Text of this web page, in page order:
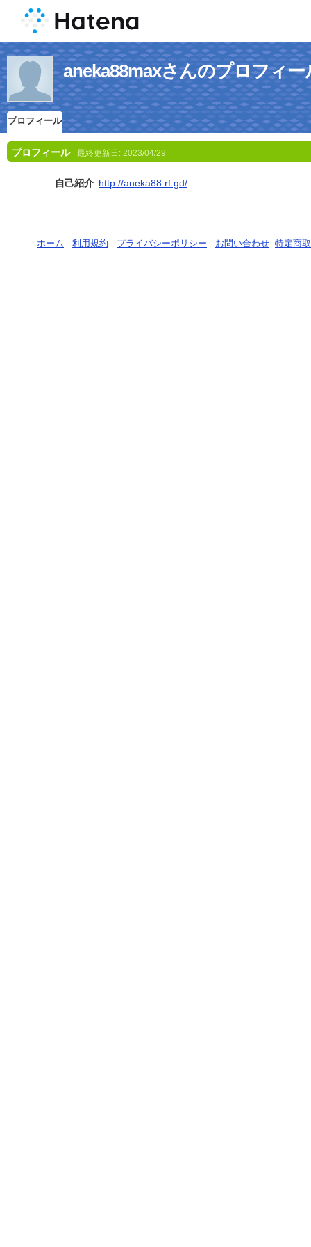
aneka88maxさんのプロフィー
プロフィール
プロフィール 最終更新日: 2023/04/29
自己紹介 http://aneka88.rf.gd/
ホーム - 利用規約 - プライバシーポリシー - お問い合わせ- 特定商